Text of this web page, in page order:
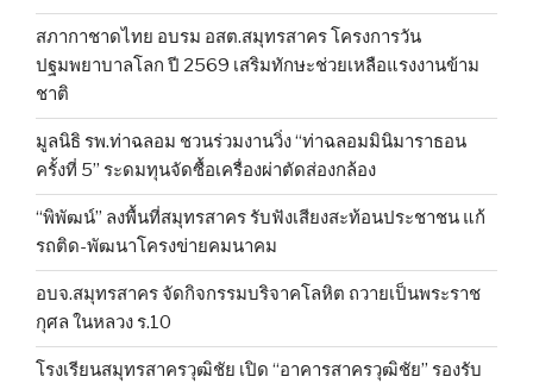
สภากาชาดไทย อบรม อสต.สมุทรสาคร โครงการวัน
ปฐมพยาบาลโลก ปี 2569 เสริมทักษะช่วยเหลือแรงงานข้าม
ชาติ
มูลนิธิ รพ.ท่าฉลอม ชวนร่วมงานวิ่ง “ท่าฉลอมมินิมาราธอน
ครั้งที่ 5” ระดมทุนจัดซื้อเครื่องผ่าตัดส่องกล้อง
“พิพัฒน์” ลงพื้นที่สมุทรสาคร รับฟังเสียงสะท้อนประชาชน แก้
รถติด-พัฒนาโครงข่ายคมนาคม
อบจ.สมุทรสาคร จัดกิจกรรมบริจาคโลหิต ถวายเป็นพระราช
กุศล ในหลวง ร.10
โรงเรียนสมุทรสาครวุฒิชัย เปิด “อาคารสาครวุฒิชัย” รองรับ